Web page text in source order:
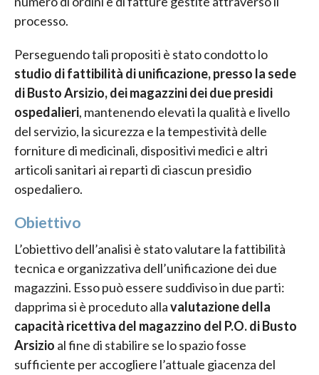
processo.
Perseguendo tali propositi è stato condotto lo
studio di fattibilità di unificazione, presso la sede
di Busto Arsizio, dei magazzini dei due presidi
ospedalieri, mantenendo elevati la qualità e livello
del servizio, la sicurezza e la tempestività delle
forniture di medicinali, dispositivi medici e altri
articoli sanitari ai reparti di ciascun presidio
ospedaliero.
Obiettivo
L’obiettivo dell’analisi è stato valutare la fattibilità
tecnica e organizzativa dell’unificazione dei due
magazzini. Esso può essere suddiviso in due parti:
dapprima si è proceduto allavalutazione della
capacità ricettiva del magazzino del P.O. di Busto
Arsizio al fine di stabilire se lo spazio fosse
sufficiente per accogliere l’attuale giacenza del